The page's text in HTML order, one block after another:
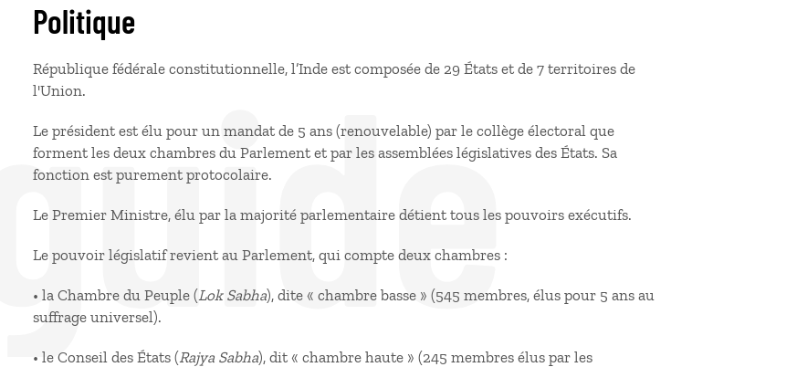
Politique
République fédérale constitutionnelle, l’Inde est composée de 29 États et de 7 territoires de
l'Union.
Le président est élu pour un mandat de 5 ans (renouvelable) par le collège électoral que
forment les deux chambres du Parlement et par les assemblées législatives des États. Sa
fonction est purement protocolaire.
Le Premier Ministre, élu par la majorité parlementaire détient tous les pouvoirs exécutifs.
Le pouvoir législatif revient au Parlement, qui compte deux chambres :
• la Chambre du Peuple (Lok Sabha), dite « chambre basse » (545 membres, élus pour 5 ans au
suffrage universel).
• le Conseil des États (Rajya Sabha), dit « chambre haute » (245 membres élus par les